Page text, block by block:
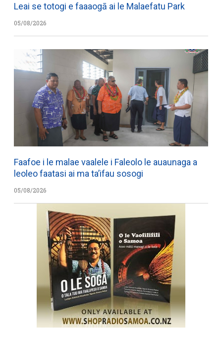
Leai se totogi e faaaogā ai le Malaefatu Park
05/08/2026
Faafoe i le malae vaalele i Faleolo le auaunaga a
leoleo faatasi ai ma ta’ifau sosogi
05/08/2026